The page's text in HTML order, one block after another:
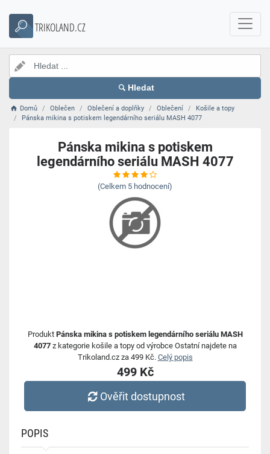
TRIKOLAND.CZ
Hledat
Domů Oblečen Oblečení a doplňky Oblečení
Košile a topy
Pánska mikina s potiskem legendárního seriálu MASH 4077
Pánska mikina s potiskem
legendárního seriálu MASH 4077
(Celkem 5 hodnocení)
Produkt Pánska mikina s potiskem legendárního seriálu MASH
4077z kategorie košile a topy od výrobce Ostatní najdete na
Trikoland.cz za 499 Kč. Celý popis
499 Kč
Ověřit dostupnost
POPIS